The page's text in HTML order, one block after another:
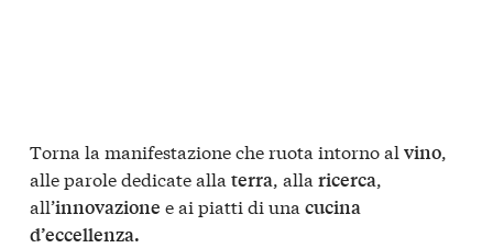
Torna la manifestazione che ruota intorno al vino,
alle parole dedicate alla terra, alla ricerca,
all’innovazione e ai piatti di una cucina
d’eccellenza.